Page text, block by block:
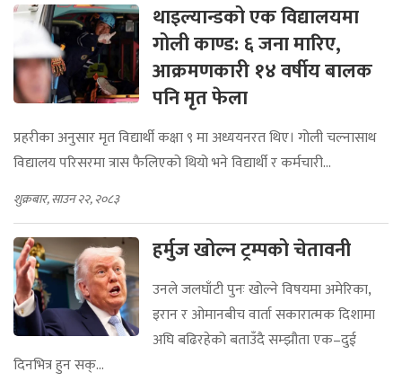
थाइल्यान्डको एक विद्यालयमा
गोली काण्ड: ६ जना मारिए,
आक्रमणकारी १४ वर्षीय बालक
पनि मृत फेला
प्रहरीका अनुसार मृत विद्यार्थी कक्षा ९ मा अध्ययनरत थिए। गोली चल्नासाथ
विद्यालय परिसरमा त्रास फैलिएको थियो भने विद्यार्थी र कर्मचारी...
शुक्रबार, साउन २२, २०८३
हर्मुज खोल्न ट्रम्पको चेतावनी
उनले जलघाँटी पुनः खोल्ने विषयमा अमेरिका,
इरान र ओमानबीच वार्ता सकारात्मक दिशामा
अघि बढिरहेको बताउँदै सम्झौता एक–दुई
दिनभित्र हुन सक्...